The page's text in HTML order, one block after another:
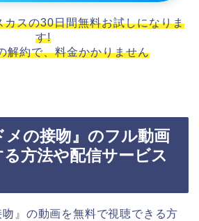
スの30日間無料お試しになりま
す!
解約で、料金かかりません
メの接吻』のフル動画
方法や配信サービス
吻』の動画を無料で視聴できる方